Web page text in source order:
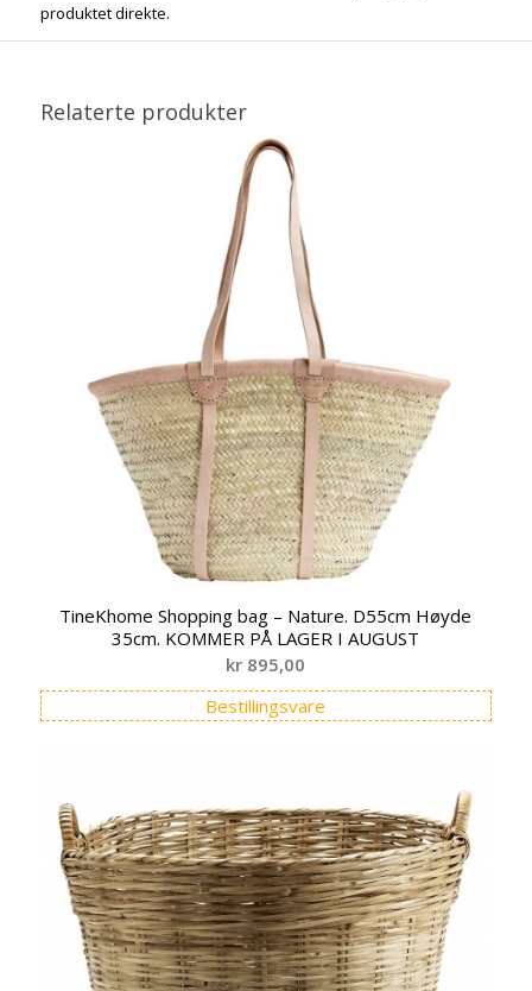
produktet direkte.
Relaterte produkter
TineKhome Shopping bag – Nature. D55cm Høyde
35cm. KOMMER PÅ LAGER I AUGUST
kr 895,00
Bestillingsvare